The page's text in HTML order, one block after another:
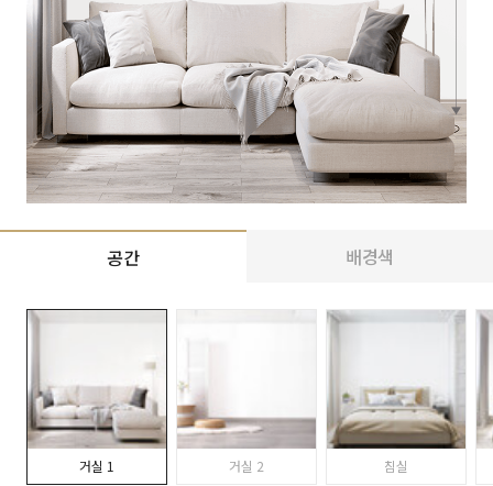
공간 배경색
거실 1 거실 2 침실